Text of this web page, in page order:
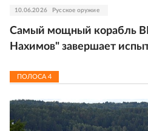
10.06.2026 Русское оружие
Самый мощный корабль
Нахимов" завершает
ПОЛОСА 4